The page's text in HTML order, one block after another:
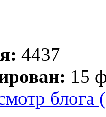
4437
15
блога